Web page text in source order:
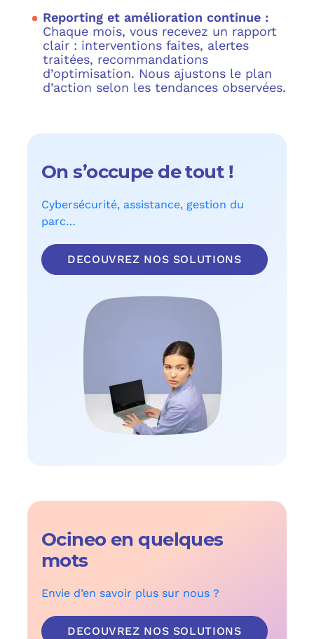
Reporting et amélioration continue :
Chaque mois, vous recevez un rapport
clair : interventions faites, alertes
traitées, recommandations
d’optimisation. Nous ajustons le plan
d’action selon les tendances observées.
On s’occupe de tout !
Cybersécurité, assistance, gestion du
parc…
DECOUVREZ NOS SOLUTIONS
Ocineo en quelques
mots
Envie d’en savoir plus sur nous ?
DECOUVREZ NOS SOLUTIONS